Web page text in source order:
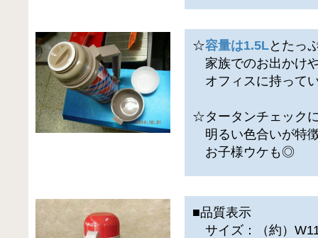
☆容量は1.5Lとたっ
家族でのお出かけ
オフィスに持って
☆タータンチェック
明るい色合いが特
お子様ウケも◎
■品質表示
サイズ：（約）